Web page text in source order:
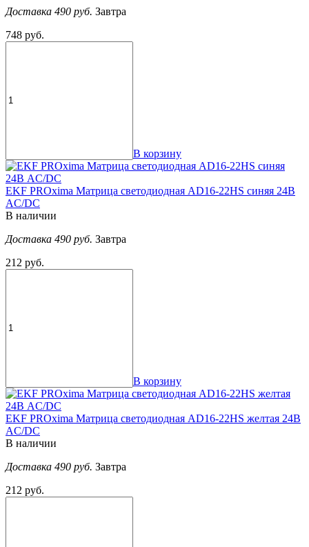
Доставка 490 руб. Завтра
748 руб.
В корзину
EKF PROxima Матрица светодиодная AD16-22HS синяя 24В
AC/DC
В наличии
Доставка 490 руб. Завтра
212 руб.
В корзину
EKF PROxima Матрица светодиодная AD16-22HS желтая 24В
AC/DC
В наличии
Доставка 490 руб. Завтра
212 руб.